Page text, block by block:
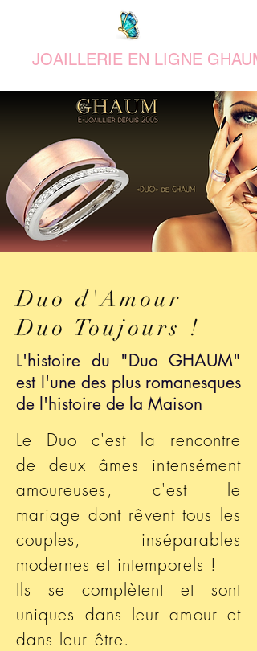
JOAILLERIE EN LIGNE GHAUM
Duo d'Amour
Duo Toujours !
L'histoire du "Duo GHAUM"
est l'une des plus romanesques
de l'histoire de la Maison
Le Duo c'est la rencontre
de deux âmes intensément
amoureuses, c'est le
mariage dont rêvent tous les
couples, inséparables
modernes et intemporels !
Ils se complètent et sont
uniques dans leur amour et
dans leur être.